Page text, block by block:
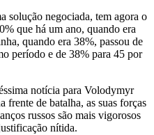
solução negociada, tem agora o
que há um ano, quando era
quando era 38%, passou de
período e de 38% para 45 por
notícia para Volodymyr
frente de batalha, as suas forças
russos são mais vigorosos
nítida.